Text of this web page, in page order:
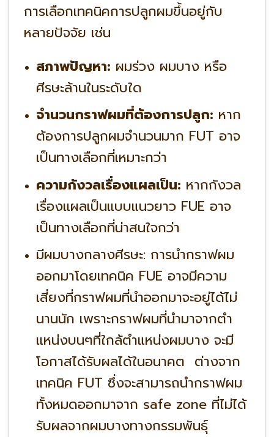
การเลือกเทคนิคการปลูกผมขึ้นอยู่กับ
หลายปัจจัย เช่น
สภาพปัญหา: ผมร่วง ผมบาง หรือ
ศีรษะล้านในระดับใด
จำนวนกราฟผมที่ต้องการปลูก: หาก
ต้องการปลูกผมจำนวนมาก FUT อาจ
เป็นทางเลือกที่เหมาะกว่า
ความกังวลเรื่องแผลเป็น: หากกังวล
เรื่องแผลเป็นแบบแนวยาว FUE อาจ
เป็นทางเลือกที่น่าสนใจกว่า
มีผมบางกลางศีรษะ: การนำกราฟผม
ออกมาโดยเทคนิค FUE อาจมีความ
เสี่ยงที่กราฟผมที่นำออกมาจะอยู่ได้ไม่
นานนัก เพราะกราฟผมที่นำมาจากตำ
แหน่งบนๆที่ใกล้ตำแหน่งผมบาง จะมี
โอกาสได้รับผลได้ในอนาคต ต่างจาก
เทคนิค FUT ซึ่งจะสามารถนำกราฟผม
ทั้งหมดออกมาจาก safe zone ที่ไม่ได้
รับผลจากผมบางทางกรรมพันธุ์